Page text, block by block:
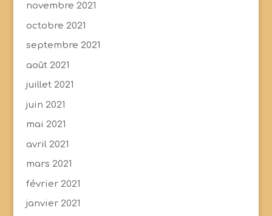
novembre 2021
octobre 2021
septembre 2021
août 2021
juillet 2021
juin 2021
mai 2021
avril 2021
mars 2021
février 2021
janvier 2021